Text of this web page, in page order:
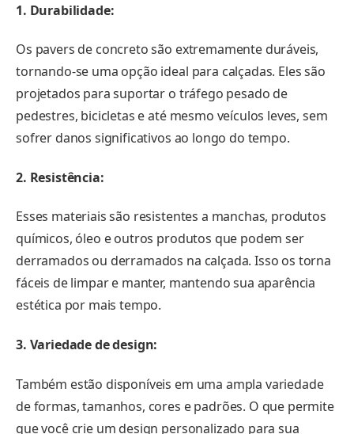
1. Durabilidade:
Os pavers de concreto são extremamente duráveis,
tornando-se uma opção ideal para calçadas. Eles são
projetados para suportar o tráfego pesado de
pedestres, bicicletas e até mesmo veículos leves, sem
sofrer danos significativos ao longo do tempo.
2. Resistência:
Esses materiais são resistentes a manchas, produtos
químicos, óleo e outros produtos que podem ser
derramados ou derramados na calçada. Isso os torna
fáceis de limpar e manter, mantendo sua aparência
estética por mais tempo.
3. Variedade de design:
Também estão disponíveis em uma ampla variedade
de formas, tamanhos, cores e padrões. O que permite
que você crie um design personalizado para sua